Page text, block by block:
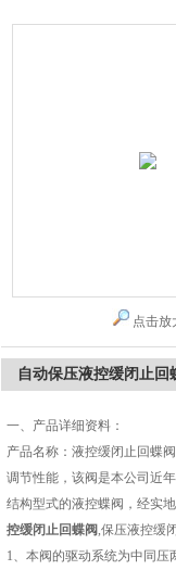
点击放
自动保压液控缓闭止回
一、产品详细资料：
产品名称：液控缓闭止回蝶
调节性能，该阀是本公司近
结构型式的液控蝶阀，经实
控缓闭止回蝶阀,保压液控缓
1、本阀的驱动系统为中同